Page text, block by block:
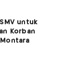
untuk
Korban